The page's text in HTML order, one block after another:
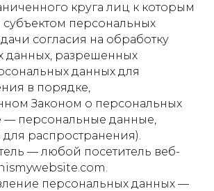
круга лиц к которым
субъектом персональных
согласия на обработку
данных, разрешенных
данных для
в порядке,
Законом о персональных
— персональные данные,
распространения).
— любой посетитель веб-
персональных данных —